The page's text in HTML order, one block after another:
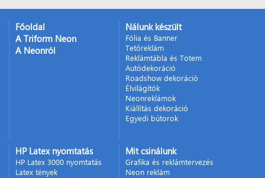
Főoldal
A Triform Neon
A Neonról
Nálunk készült
Fólia és Banner
Tetőreklám
Reklámtábla és Totem
Autódekoráció
Roadshow dekoráció
Élvilágítók
Neonreklámok
Kiállítás dekoráció
Egyedi bútorok
HP Latex nyomtatás
HP Latex 3000 nyomtatás
Latex tények
Mit csinálunk
Grafika és reklámtervezés
Neon reklám